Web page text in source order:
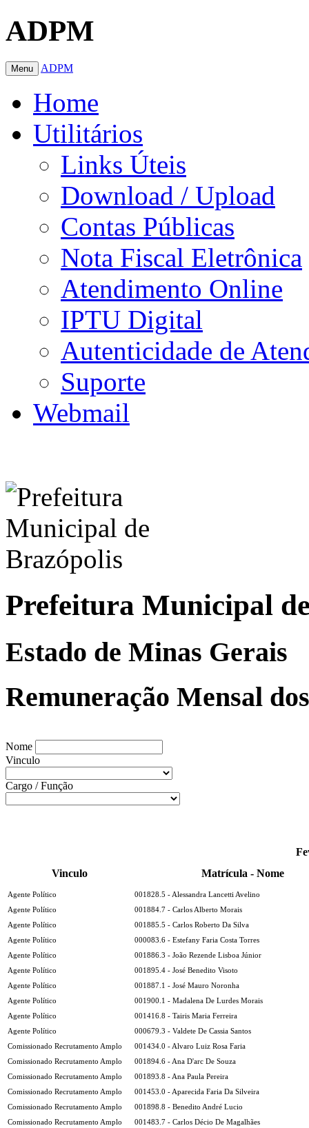
ADPM
Menu ADPM
Home
Utilitários
Links Úteis
Download / Upload
Contas Públicas
Nota Fiscal Eletrônica
Atendimento Online
IPTU Digital
Autenticidade de
Suporte
Webmail
Prefeitura Municipal
Estado de Minas Gerais
Remuneração Mensal
Nome
Vinculo
Cargo / Função
Vinculo
Matrícula - Nome
Agente Político
001828.5 - Alessandra Lancetti Avelino
Agente Político
001884.7 - Carlos Alberto Morais
Agente Político
001885.5 - Carlos Roberto Da Silva
Agente Político
000083.6 - Estefany Faria Costa Torres
Agente Político
001886.3 - João Rezende Lisboa Júnior
Agente Político
001895.4 - José Benedito Visoto
Agente Político
001887.1 - José Mauro Noronha
Agente Político
001900.1 - Madalena De Lurdes Morais
Agente Político
001416.8 - Tairis Maria Ferreira
Agente Político
000679.3 - Valdete De Cassia Santos
Comissionado Recrutamento Amplo
001434.0 - Alvaro Luiz Rosa Faria
Comissionado Recrutamento Amplo
001894.6 - Ana D'arc De Souza
Comissionado Recrutamento Amplo
001893.8 - Ana Paula Pereira
Comissionado Recrutamento Amplo
001453.0 - Aparecida Faria Da Silveira
Comissionado Recrutamento Amplo
001898.8 - Benedito André Lucio
Comissionado Recrutamento Amplo
001483.7 - Carlos Décio De Magalhães